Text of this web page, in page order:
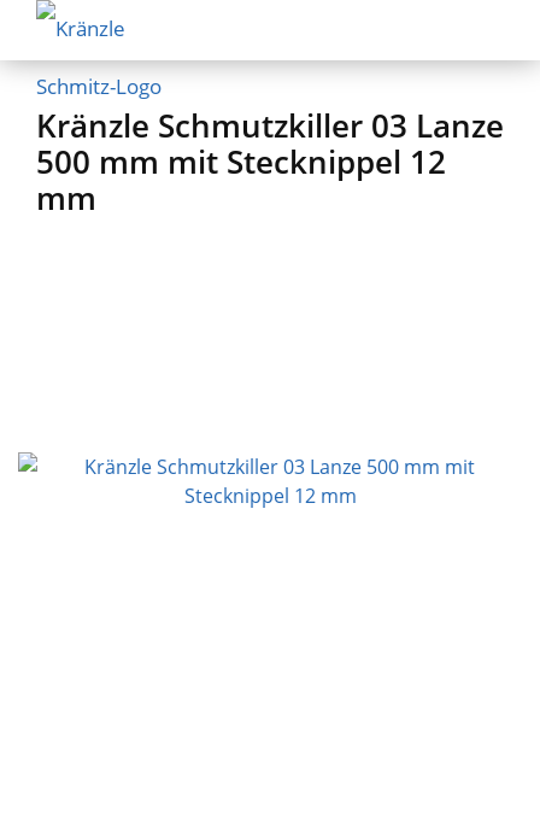
Kränzle Schmutzkiller 03 Lanze
500 mm mit Stecknippel 12
mm